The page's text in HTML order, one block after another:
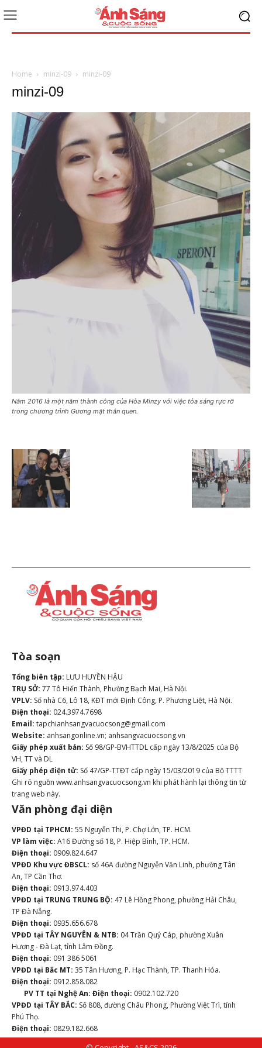
Home minzi-09 minzi-09
minzi-09
Năm 2016 là một năm thành công của Hòa Minzy với việc tỏa sáng rực rỡ
trong chương trình Gương mặt thân quen.
Tòa soạn
Tổng biên tập: LƯU HUYỀN HẬU
TRỤ SỞ: 77 Tô Hiến Thành, Phường Bạch Mai, Hà Nội.
VPLV: Số nhà C6, Lô 18, KĐT mới Định Công, P. Phương Liệt, Hà Nội.
Điện thoại: 024.3974.7698
Email: tapchianhsangvacuocsong@gmail.com
Website: anhsangonline.vn; anhsangvacuocsong.vn
Giấy phép xuất bản: Số 98/GP-BVHTTDL cấp ngày 13/8/2025 của Bộ
VH, TT và DL
Giấy phép điện tử: Số 47/GP-TTĐT cấp ngày 15/03/2019 của Bộ TTTT
Ghi rõ nguồn www.anhsangvacuocsong.vn khi phát hành lại thông tin từ
trang web này.
Văn phòng đại diện
VPĐD tại TPHCM: 55 Nguyễn Thi, P. Chợ Lớn, TP. HCM.
VP làm việc: A16 Đường số 18, P. Hiệp Bình, TP. HCM.
Điện thoại: 0909.824.647
VPĐD Khu vực ĐBSCL: số 46A đường Nguyễn Văn Linh, phường Tân
An, TP Cần Thơ.
Điện thoại: 0913.974.403
VPĐD tại TRUNG TRUNG BỘ: 47 Lê Hồng Phong, phường Hải Châu,
TP Đà Nẵng.
Điện thoại: 0935.656.678
VPĐD tại TÂY NGUYÊN & NTB: 04 Trần Quý Cáp, phường Xuân
Hương - Đà Lạt, tỉnh Lâm Đồng.
Điện thoại: 091 386 5061
VPĐD tại Bắc MT: 35 Tân Hương, P. Hạc Thành, TP. Thanh Hóa.
Điện thoại: 0912.858.082
PV TT tại Nghệ An: Điện thoại: 0902.102.720
VPĐD tại TÂY BẮC: Số 808, đường Châu Phong, Phường Việt Trì, tỉnh
Phú Thọ.
Điện thoại: 0829.182.668